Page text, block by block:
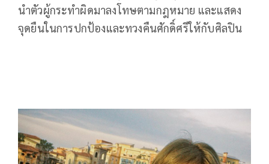
นำตัวผู้กระทำผิดมาลงโทษตามกฎหมาย และแสดง
จุดยืนในการปกป้องและทวงคืนศักดิ์ศรีให้กับศิลปิน